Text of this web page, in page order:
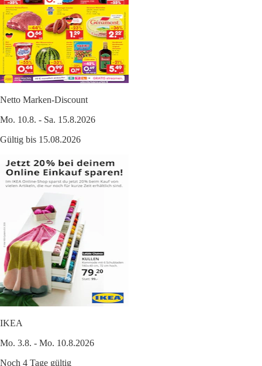
Netto Marken-Discount
Mo. 10.8. - Sa. 15.8.2026
Gültig bis 15.08.2026
IKEA
Mo. 3.8. - Mo. 10.8.2026
Noch 4 Tage gültig